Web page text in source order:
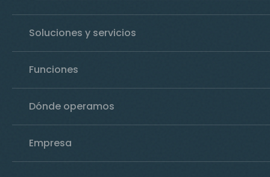
Soluciones y servicios
Funciones
Dónde operamos
Empresa